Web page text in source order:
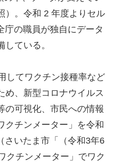
）。令和 2 年度よりセル
庁の職員が独自にデータ
ている。
してワクチン接種率など
め、新型コロナウイルス
の可視化、市民への情報
クチンメーター」を令和
さいたま市「（令和3年6
クチンメーター」でワク